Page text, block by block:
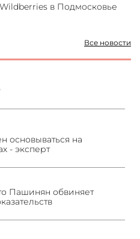
Все новости
основываться на
- эксперт
Пашинян обвиняет
в Подмосковье
допускает применение
детали визита главы
в Тбилиси